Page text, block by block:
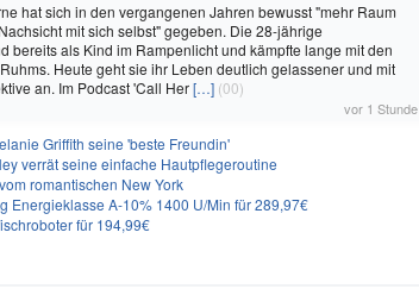
hat sich in den vergangenen Jahren bewusst "mehr Raum
mit sich selbst" gegeben. Die 28-jährige
bereits als Kind im Rampenlicht und kämpfte lange mit den
Heute geht sie ihr Leben deutlich gelassener und mit
an. Im Podcast 'Call Her[…] (00)
vor 1 Stunde
Griffith seine 'beste Freundin'
verrät seine einfache Hautpflegeroutine
romantischen New York
Energieklasse A-10% 1400 U/Min für 289,97€
für 194,99€